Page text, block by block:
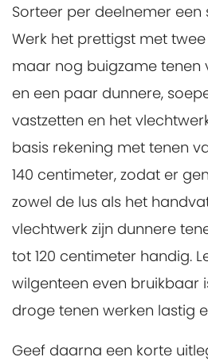
Sorteer per deelnemer een
Werk het prettigst met
maar nog buigzame tenen
en een paar dunnere,
vastzetten en het
basis rekening met tenen
140 centimeter, zodat er
zowel de lus als het
vlechtwerk zijn dunnere
tot 120 centimeter handig.
wilgenteen even bruikbaar
droge tenen werken lastig
Geef daarna een korte